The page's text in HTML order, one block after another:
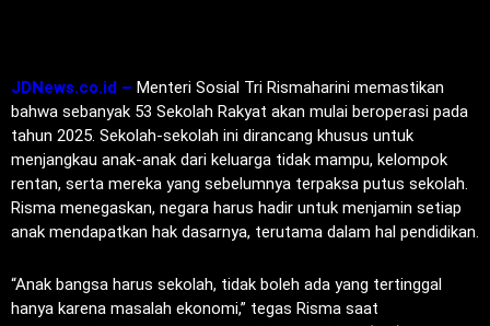
JDNews.co.id – Menteri Sosial Tri Rismaharini memastikan
bahwa sebanyak 53 Sekolah Rakyat akan mulai beroperasi pada
tahun 2025. Sekolah-sekolah ini dirancang khusus untuk
menjangkau anak-anak dari keluarga tidak mampu, kelompok
rentan, serta mereka yang sebelumnya terpaksa putus sekolah.
Risma menegaskan, negara harus hadir untuk menjamin setiap
anak mendapatkan hak dasarnya, terutama dalam hal pendidikan.
“Anak bangsa harus sekolah, tidak boleh ada yang tertinggal
hanya karena masalah ekonomi,” tegas Risma saat